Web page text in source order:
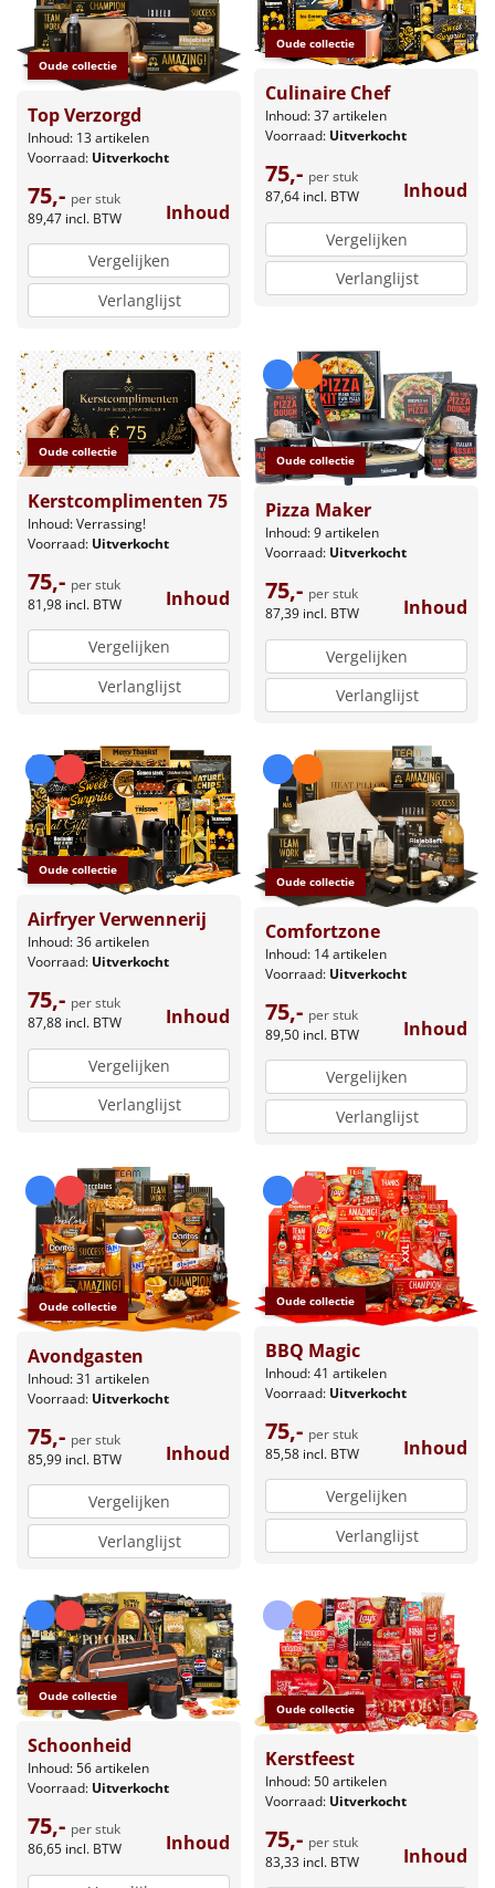
Oude collectie
Top Verzorgd
Inhoud: 13 artikelen
Voorraad: Uitverkocht
75,- per stuk
89,47 incl. BTW Inhoud
Vergelijken
Verlanglijst
Oude collectie
Culinaire Chef
Inhoud: 37 artikelen
Voorraad: Uitverkocht
75,- per stuk
87,64 incl. BTW Inhoud
Vergelijken
Verlanglijst
Oude collectie
Kerstcomplimenten 75
Inhoud: Verrassing!
Voorraad: Uitverkocht
75,- per stuk
81,98 incl. BTW Inhoud
Vergelijken
Verlanglijst
Oude collectie
Pizza Maker
Inhoud: 9 artikelen
Voorraad: Uitverkocht
75,- per stuk
87,39 incl. BTW Inhoud
Vergelijken
Verlanglijst
Oude collectie
Airfryer Verwennerij
Inhoud: 36 artikelen
Voorraad: Uitverkocht
75,- per stuk
87,88 incl. BTW Inhoud
Vergelijken
Verlanglijst
Oude collectie
Comfortzone
Inhoud: 14 artikelen
Voorraad: Uitverkocht
75,- per stuk
89,50 incl. BTW Inhoud
Vergelijken
Verlanglijst
Oude collectie
Avondgasten
Inhoud: 31 artikelen
Voorraad: Uitverkocht
75,- per stuk
85,99 incl. BTW Inhoud
Vergelijken
Verlanglijst
Oude collectie
BBQ Magic
Inhoud: 41 artikelen
Voorraad: Uitverkocht
75,- per stuk
85,58 incl. BTW Inhoud
Vergelijken
Verlanglijst
Oude collectie
Schoonheid
Inhoud: 56 artikelen
Voorraad: Uitverkocht
75,- per stuk
86,65 incl. BTW Inhoud
Oude collectie
Kerstfeest
Inhoud: 50 artikelen
Voorraad: Uitverkocht
75,- per stuk
83,33 incl. BTW Inhoud